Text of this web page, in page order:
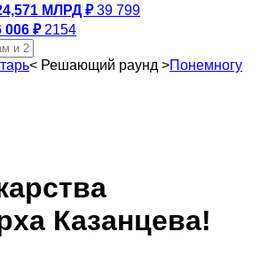
МЛРД ₽ 39 799
006 ₽ 2154
< Решающий раунд >Понемногу
Казанцева!